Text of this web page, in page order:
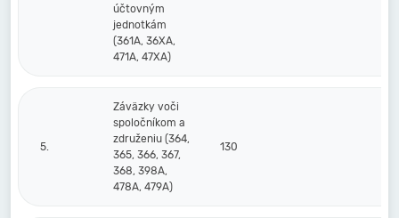
účtovným
jednotkám
(361A, 36XA,
471A, 47XA)
5.
Záväzky voči
spoločníkom a
združeniu (364,
365, 366, 367,
368, 398A,
478A, 479A)
130